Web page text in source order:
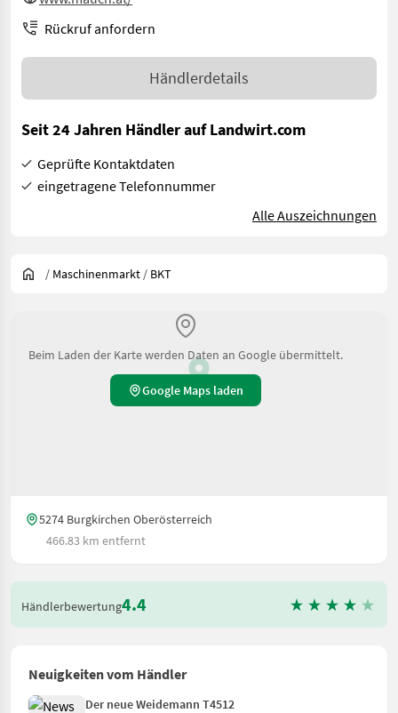
Rückruf anfordern
Händlerdetails
Seit 24 Jahren Händler auf Landwirt.com
Geprüfte Kontaktdaten
eingetragene Telefonnummer
Alle Auszeichnungen
/ Maschinenmarkt / BKT
Beim Laden der Karte werden Daten an Google übermittelt.
Google Maps laden
5274 Burgkirchen Oberösterreich
466.83 km entfernt
Händlerbewertung4.4
Neuigkeiten vom Händler
Der neue Weidemann T4512